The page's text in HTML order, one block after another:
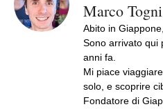
Marco Togni
Abito in
Sono arrivato qui
anni fa.
Mi piace
solo, e scoprire
Fondatore di